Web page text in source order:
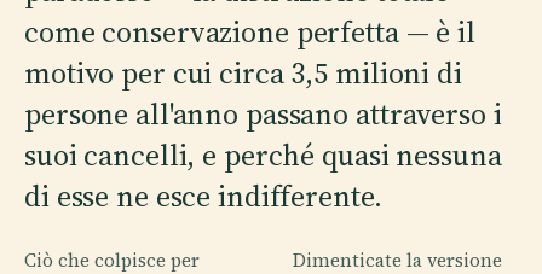
come conservazione perfetta — è il
motivo per cui circa 3,5 milioni di
persone all'anno passano attraverso i
suoi cancelli, e perché quasi nessuna
di esse ne esce indifferente.
Ciò che colpisce per
Dimenticate la versione